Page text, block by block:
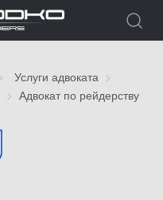
Услуги адвоката
Адвокат по рейдерству